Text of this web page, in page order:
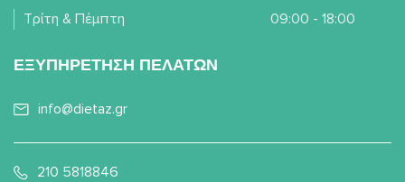
Τρίτη & Πέμπτη 09:00 - 18:00
ΕΞΥΠΗΡΕΤΗΣΗ ΠΕΛΑΤΩΝ
info@dietaz.gr
210 5818846